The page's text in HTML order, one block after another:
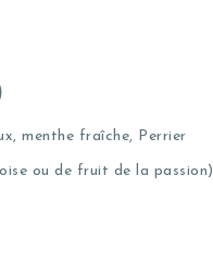
menthe fraîche, Perrier
ou de fruit de la passion)